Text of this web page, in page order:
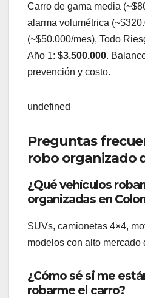
Carro de gama media
alarma volumétrica
(~$50.000/mes), Todo
Año 1: $3.500.000.
prevención y costo.
undefined
Preguntas
robo organizado
¿Qué vehículos
organizadas en
SUVs, camionetas 4×4,
modelos con alto mercado
¿Cómo sé si me
robarme el carro?